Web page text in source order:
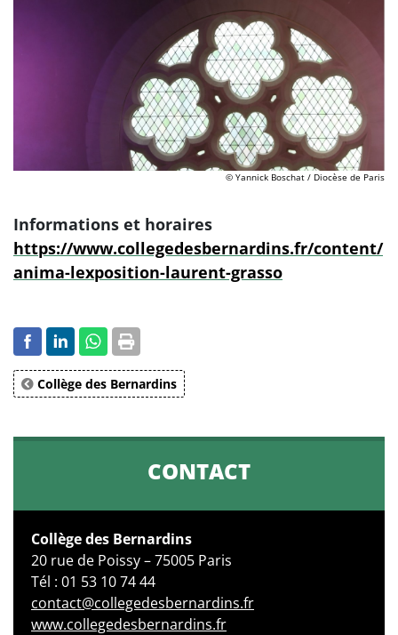
© Yannick Boschat / Diocèse de Paris
Informations et horaires
https://www.collegedesbernardins.fr/content/
anima-lexposition-laurent-grasso
Collège des Bernardins
CONTACT
Collège des Bernardins
20 rue de Poissy – 75005 Paris
Tél : 01 53 10 74 44
contact@collegedesbernardins.fr
www.collegedesbernardins.fr